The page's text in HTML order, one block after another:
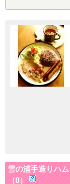
雪の浦手造りハ
（0）